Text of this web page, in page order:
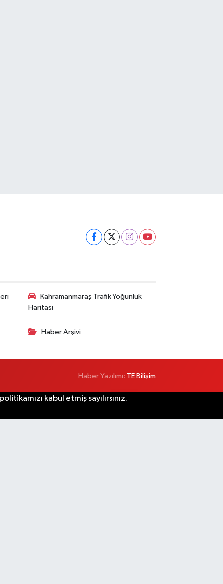
Kahramanmaraş Trafik Yoğunluk
Haritası
Haber Arşivi
Haber Yazılımı: TE Bilişim
kabul etmiş sayılırsınız.